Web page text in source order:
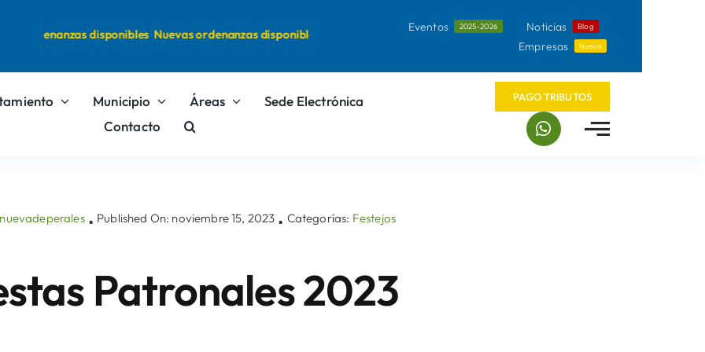
ordenanzas disponibles Nuevas ordenanzas disponibles Eventos 2025-2026 Noticias Blog
Empresas Nuevo
Municipio Áreas
Sede Electrónica
Contacto
PAGO TRIBUTOS
▪ Published On: noviembre 15, 2023 ▪ Categorías: Festejos
Patronales 2023